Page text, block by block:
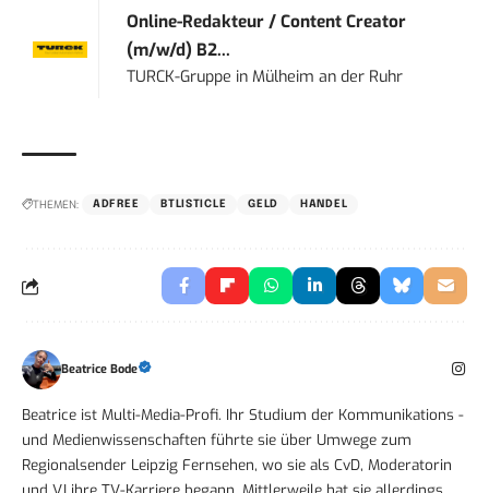
Online-Redakteur / Content Creator
(m/w/d) B2...
TURCK-Gruppe inMülheim an der Ruhr
THEMEN: ADFREE BTLISTICLE GELD HANDEL
Beatrice Bode
Beatrice ist Multi-Media-Profi. Ihr Studium der Kommunikations -
und Medienwissenschaften führte sie über Umwege zum
Regionalsender Leipzig Fernsehen, wo sie als CvD, Moderatorin